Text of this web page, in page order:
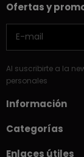
Ofertas y
Al suscribirte a la
personales
Información
Categorías
Enlaces útiles